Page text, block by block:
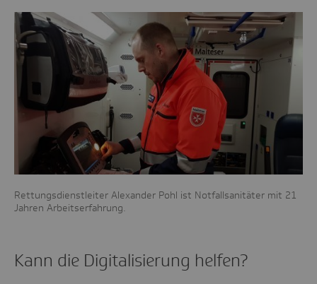
Rettungsdienstleiter Alexander Pohl ist Notfallsanitäter mit 21
Jahren Arbeitserfahrung.
Kann die Digitalisierung helfen?